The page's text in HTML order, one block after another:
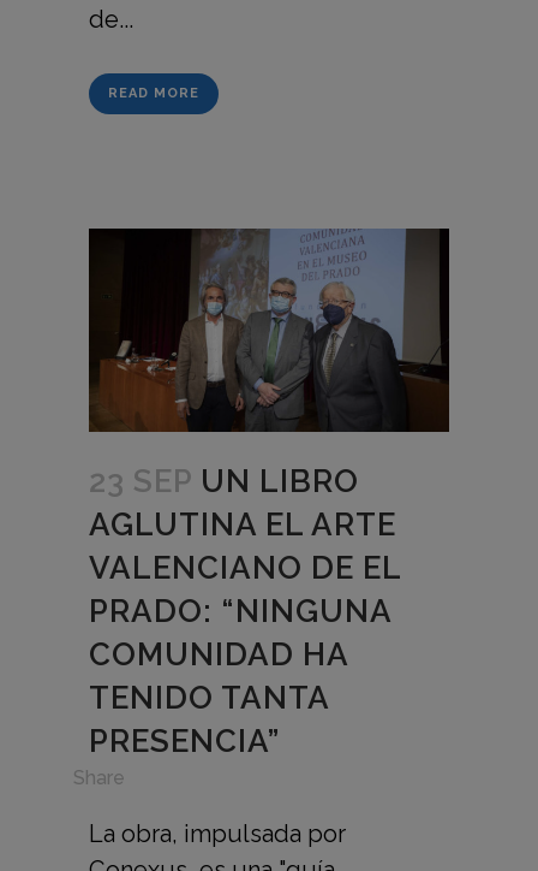
de...
READ MORE
23 SEP UN LIBRO
AGLUTINA EL ARTE
VALENCIANO DE EL
PRADO: “NINGUNA
COMUNIDAD HA
TENIDO TANTA
PRESENCIA”
Share
La obra, impulsada por